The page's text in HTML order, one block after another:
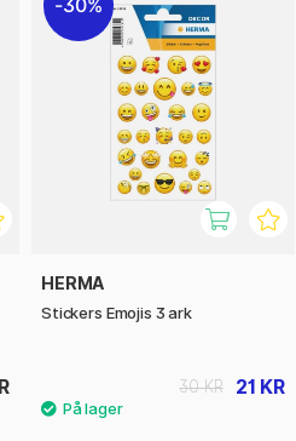
30%
HERMA
Stickers Emojis 3 ark
21 KR
30 KR